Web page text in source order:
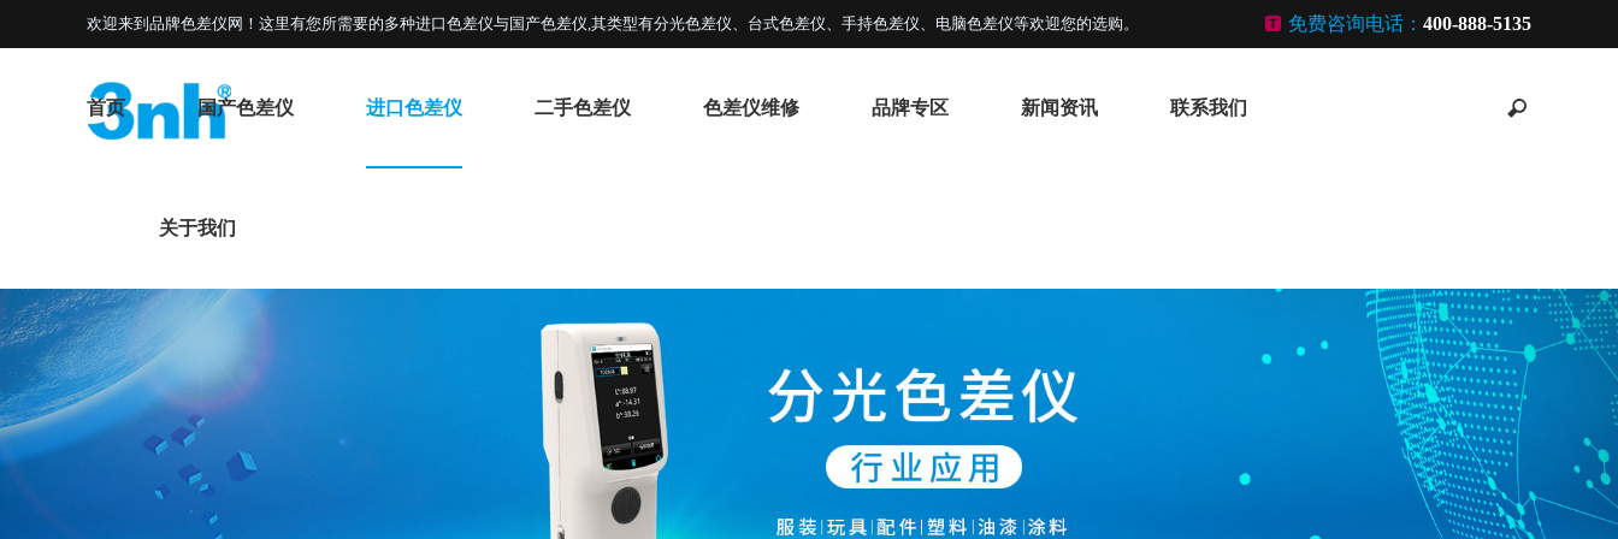
欢迎来到品牌色差仪网！这里有您所需要的多种进口色差仪与国产色差仪,其类型有分光色差仪、台式色差仪、手持色差仪、电脑色差仪等欢迎您的选购。 免费咨询电话： 400-888-5135
首页 国产色差仪 进口色差仪 二手色差仪 色差仪维修 品牌专区 新闻资讯 联系我们
关于我们